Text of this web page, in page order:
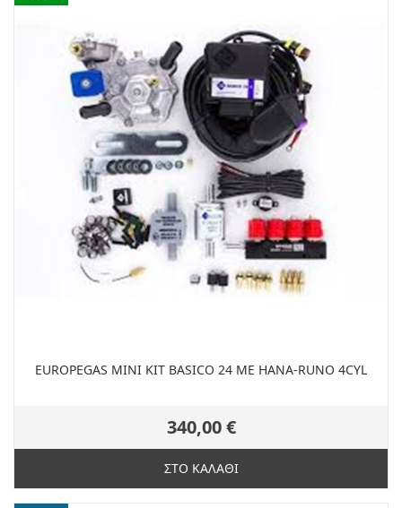
EUROPEGAS MINI KIT BASICO 24 ΜΕ HANA-RUNO 4CYL
340,00 €
ΣΤΟ ΚΑΛΑΘΙ